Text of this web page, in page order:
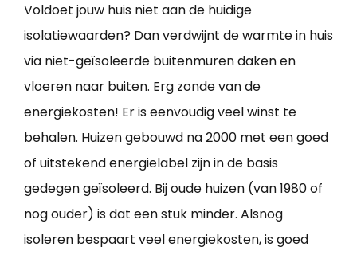
Voldoet jouw huis niet aan de huidige
isolatiewaarden? Dan verdwijnt de warmte in huis
via niet-geïsoleerde buitenmuren daken en
vloeren naar buiten. Erg zonde van de
energiekosten! Er is eenvoudig veel winst te
behalen. Huizen gebouwd na 2000 met een goed
of uitstekend energielabel zijn in de basis
gedegen geïsoleerd. Bij oude huizen (van 1980 of
nog ouder) is dat een stuk minder. Alsnog
isoleren bespaart veel energiekosten, is goed